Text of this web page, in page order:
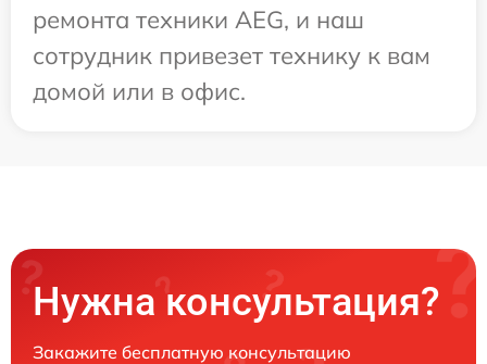
ремонта техники AEG, и наш
сотрудник привезет технику к вам
домой или в офис.
Нужна консультация?
Закажите бесплатную консультацию